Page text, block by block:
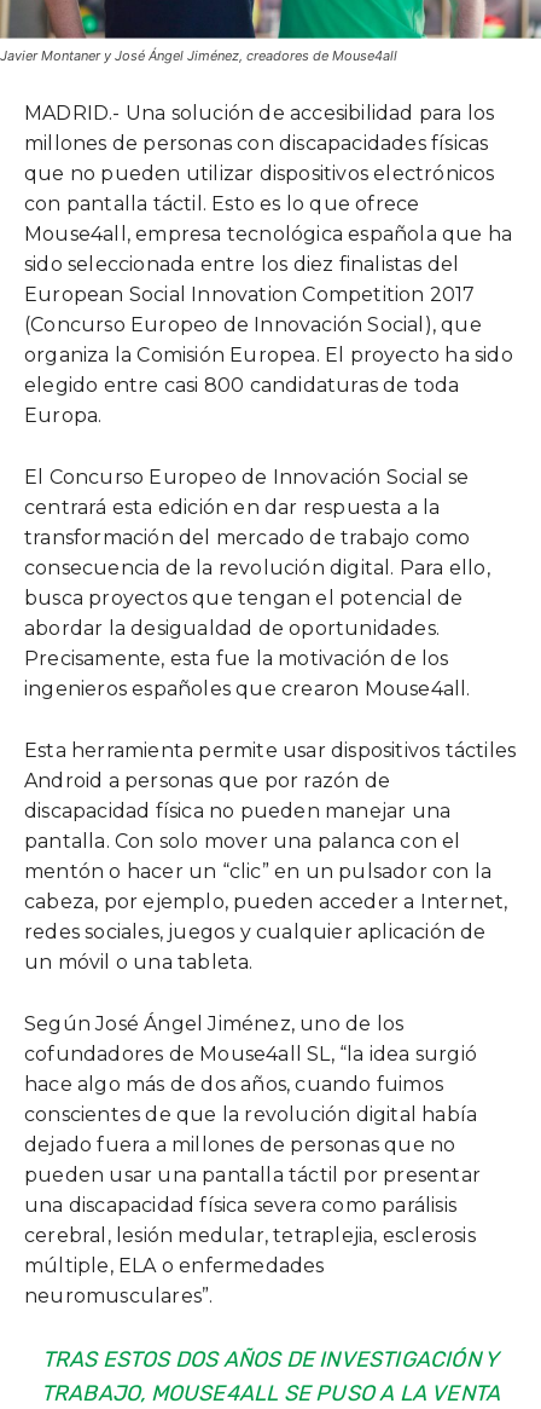
Javier Montaner y José Ángel Jiménez, creadores de Mouse4all
MADRID.- Una solución de accesibilidad para los
millones de personas con discapacidades físicas
que no pueden utilizar dispositivos electrónicos
con pantalla táctil. Esto es lo que ofrece
Mouse4all, empresa tecnológica española que ha
sido seleccionada entre los diez finalistas del
European Social Innovation Competition 2017
(Concurso Europeo de Innovación Social), que
organiza la Comisión Europea. El proyecto ha sido
elegido entre casi 800 candidaturas de toda
Europa.
El Concurso Europeo de Innovación Social se
centrará esta edición en dar respuesta a la
transformación del mercado de trabajo como
consecuencia de la revolución digital. Para ello,
busca proyectos que tengan el potencial de
abordar la desigualdad de oportunidades.
Precisamente, esta fue la motivación de los
ingenieros españoles que crearon Mouse4all.
Esta herramienta permite usar dispositivos táctiles
Android a personas que por razón de
discapacidad física no pueden manejar una
pantalla. Con solo mover una palanca con el
mentón o hacer un “clic” en un pulsador con la
cabeza, por ejemplo, pueden acceder a Internet,
redes sociales, juegos y cualquier aplicación de
un móvil o una tableta.
Según José Ángel Jiménez, uno de los
cofundadores de Mouse4all SL, “la idea surgió
hace algo más de dos años, cuando fuimos
conscientes de que la revolución digital había
dejado fuera a millones de personas que no
pueden usar una pantalla táctil por presentar
una discapacidad física severa como parálisis
cerebral, lesión medular, tetraplejia, esclerosis
múltiple, ELA o enfermedades
neuromusculares”.
TRAS ESTOS DOS AÑOS DE INVESTIGACIÓN Y
TRABAJO, MOUSE4ALL SE PUSO A LA VENTA